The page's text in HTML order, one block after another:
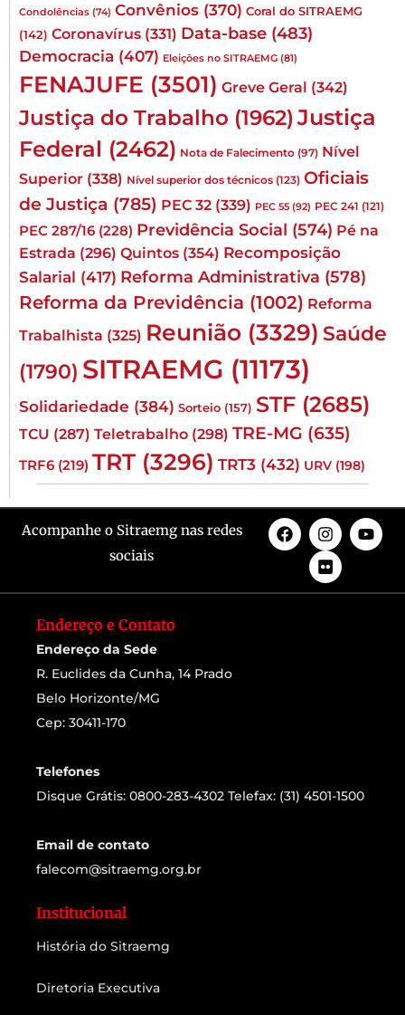
Condolências (74) Convênios (370) Coral do SITRAEMG
(142) Coronavírus (331) Data-base (483)
Democracia (407) Eleições no SITRAEMG (81)
FENAJUFE (3501) Greve Geral (342)
Justiça do Trabalho (1962) Justiça
Federal (2462) Nota de Falecimento (97) Nível
Superior (338) Nível superior dos técnicos (123) Oficiais
de Justiça (785) PEC 32 (339) PEC 55 (92) PEC 241 (121)
PEC 287/16 (228) Previdência Social (574) Pé na
Estrada (296) Quintos (354) Recomposição
Salarial (417) Reforma Administrativa (578)
Reforma da Previdência (1002) Reforma
Trabalhista (325) Reunião (3329) Saúde
(1790) SITRAEMG (11173)
Solidariedade (384) Sorteio (157) STF (2685)
TCU (287) Teletrabalho (298) TRE-MG (635)
TRF6 (219) TRT (3296) TRT3 (432) URV (198)
Acompanhe o Sitraemg nas redes
sociais
Endereço e Contato
Endereço da Sede
R. Euclides da Cunha, 14 Prado
Belo Horizonte/MG
Cep: 30411-170
Telefones
Disque Grátis: 0800-283-4302 Telefax: (31) 4501-1500
Email de contato
falecom@sitraemg.org.br
Institucional
História do Sitraemg
Diretoria Executiva